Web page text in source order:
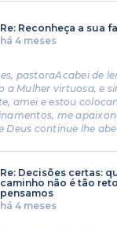
Re: Reconheça a sua
há 4 meses
pastoraAcabei de
a Mulher virtuosa, e
amei e estou
me
Deus continue lhe
Re: Decisões certas:
caminho não é tão
pensamos
há 4 meses